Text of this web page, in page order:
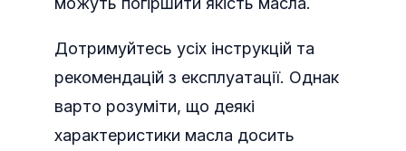
Дотримуйтесь усіх інструкцій та
рекомендацій з експлуатації. Однак
варто розуміти, що деякі
характеристики масла досить